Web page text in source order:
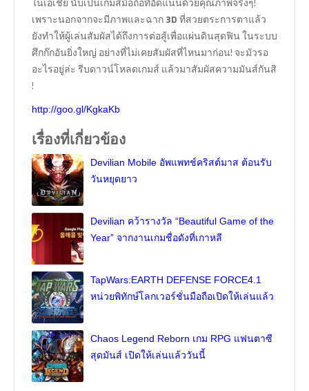
เพราะนอกจากจะมีภาพและฉาก3Dที่สวยตระการตาแล้ว
ยังทำให้ผู้เล่นสัมผัสได้ถึงการต่อสู้เพื่อแผ่นดินสุดฟิน ในระบบ
ศึกก๊กอันยิ่งใหญ่ อย่างที่ไม่เคยสัมผัสที่ไหนมาก่อน! จะมัวรอ
อะไรอยู่ล่ะ รีบดาวน์โหลดเกมส์ แล้วมาสัมผัสความมันส์กันสิ
!
http://goo.gl/KgkaKb
เรื่องที่เกี่ยวข้อง
Devilian Mobile อัพแพทช์คริสต์มาส ต้อนรับ
วันหยุดยาว
Devilian คว้ารางวัล “Beautiful Game of the
Year” จากงานเกมชื่อดังที่เกาหลี
TapWars:EARTH DEFENSE FORCE4.1
หน่วยพิทักษ์โลกเวอร์ชั่นมือถือเปิดให้เล่นแล้ว
Chaos Legend Reborn เกม RPG แฟนตาซี
สุดมันส์ เปิดให้เล่นแล้ววันนี้